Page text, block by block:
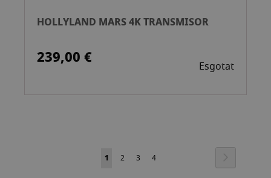
HOLLYLAND MARS 4K TRANSMISOR
239,00 € Esgotat
Pàgina
Actualment
1 Pàgina
2 Pàgina
3 Pàgina
4